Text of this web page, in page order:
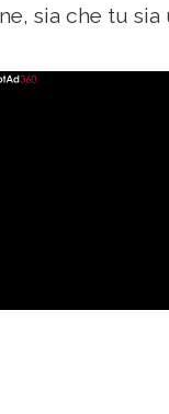
sia che tu sia